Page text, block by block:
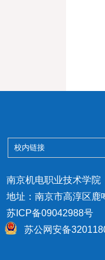
校内链接
南京机电职业技术学院
地址：南京市高淳区
苏ICP备09042988号
苏公网安备